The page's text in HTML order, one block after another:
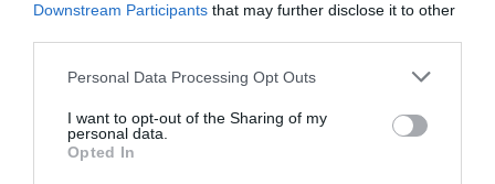
Downstream Participants that may further disclose it to other
Personal Data Processing Opt Outs
I want to opt-out of the Sharing of my
personal data.
Opted In
Índex2P
Asics